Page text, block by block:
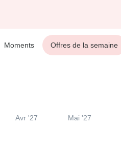
Moments Offres de la semaine
Avr '27 Mai '27